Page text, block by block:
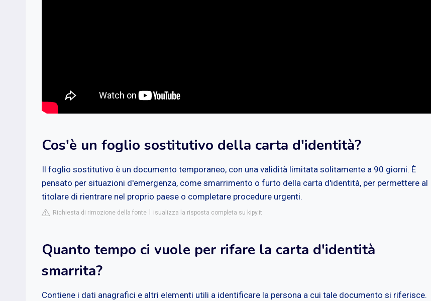
Cos'è un foglio sostitutivo della carta d'identità?
Il foglio sostitutivo è un documento temporaneo, con una validità limitata solitamente a 90 giorni. È
pensato per situazioni d'emergenza, come smarrimento o furto della carta d'identità, per permettere al
titolare di rientrare nel proprio paese o completare procedure urgenti.
Richiesta di rimozione della fonte isualizza la risposta completa su kipy.it
Quanto tempo ci vuole per rifare la carta d'identità
smarrita?
Contiene i dati anagrafici e altri elementi utili a identificare la persona a cui tale documento si riferisce.